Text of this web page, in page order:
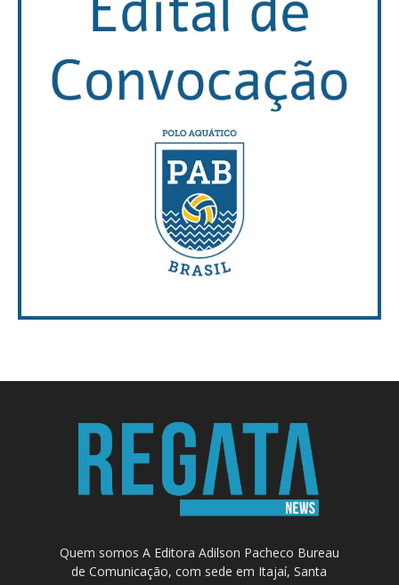
Quem somos A Editora Adilson Pacheco Bureau
de Comunicação, com sede em Itajaí, Santa